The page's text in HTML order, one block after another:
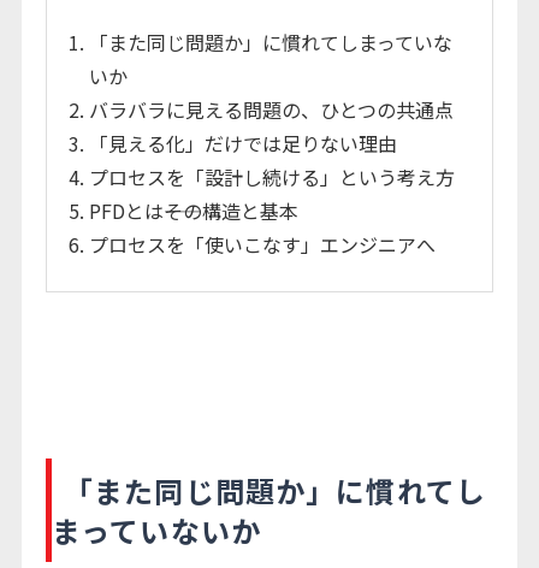
「また同じ問題か」に慣れてしまっていな
いか
バラバラに見える問題の、ひとつの共通点
「見える化」だけでは足りない理由
プロセスを「設計し続ける」という考え方
PFDとは――その構造と基本
プロセスを「使いこなす」エンジニアへ
「また同じ問題か」に慣れてし
まっていないか